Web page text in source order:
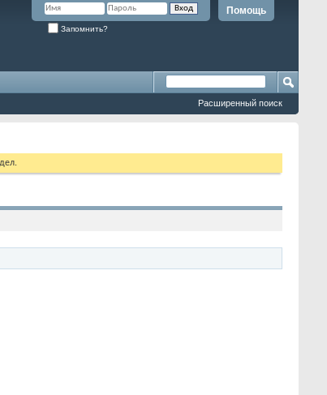
Помощь
Запомнить?
Расширенный поиск